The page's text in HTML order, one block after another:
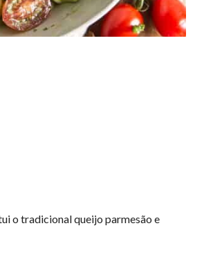
o tradicional queijo parmesão e